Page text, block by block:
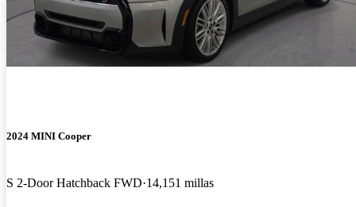
2024 MINI Cooper
S 2-Door Hatchback FWD 14,151 millas